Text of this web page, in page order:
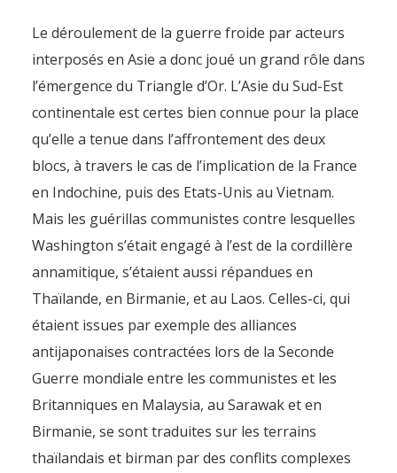
Le déroulement de la guerre froide par acteurs
interposés en Asie a donc joué un grand rôle dans
l’émergence du Triangle d’Or. L’Asie du Sud-Est
continentale est certes bien connue pour la place
qu’elle a tenue dans l’affrontement des deux
blocs, à travers le cas de l’implication de la France
en Indochine, puis des Etats-Unis au Vietnam.
Mais les guérillas communistes contre lesquelles
Washington s’était engagé à l’est de la cordillère
annamitique, s’étaient aussi répandues en
Thaïlande, en Birmanie, et au Laos. Celles-ci, qui
étaient issues par exemple des alliances
antijaponaises contractées lors de la Seconde
Guerre mondiale entre les communistes et les
Britanniques en Malaysia, au Sarawak et en
Birmanie, se sont traduites sur les terrains
thaïlandais et birman par des conflits complexes